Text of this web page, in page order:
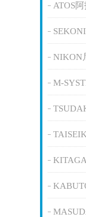
ATOS
NIKON
M-